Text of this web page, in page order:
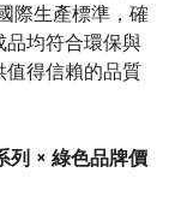
際生產標準，確
品均符合環保與
值得信賴的品質
列 × 綠色品牌價